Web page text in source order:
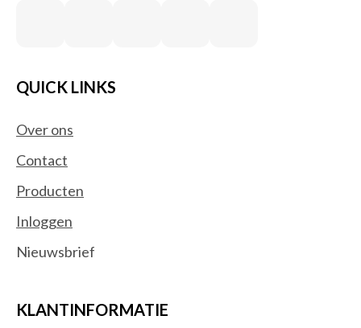
QUICK LINKS
Over ons
Contact
Producten
Inloggen
Nieuwsbrief
KLANTINFORMATIE